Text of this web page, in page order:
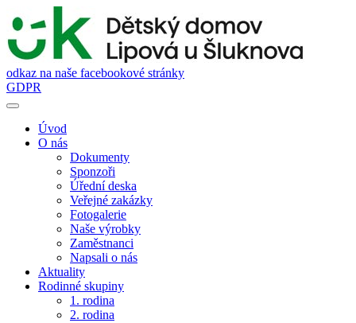
odkaz na naše facebookové stránky
GDPR
Úvod
O nás
Dokumenty
Sponzoři
Úřední deska
Veřejné zakázky
Fotogalerie
Naše výrobky
Zaměstnanci
Napsali o nás
Aktuality
Rodinné skupiny
1. rodina
2. rodina